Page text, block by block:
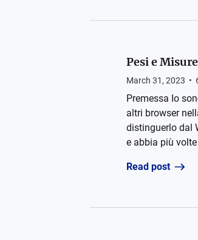
Pesi e
March 31, 2023 •
Premessa Io
altri browser
distinguerlo dal
e abbia più
Read post